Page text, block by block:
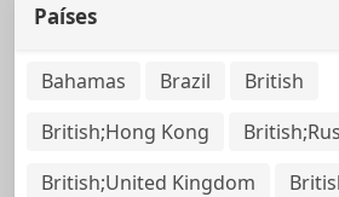
Países
Bahamas Brazil
British
British;Hong Kong
British;United Kingdom